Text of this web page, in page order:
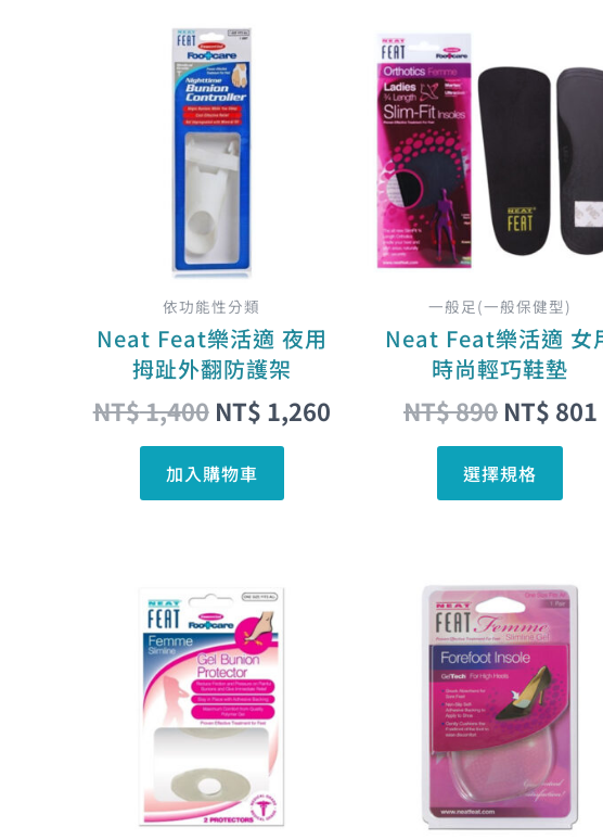
依功能性分類
Neat Feat樂活適 夜用
拇趾外翻防護架
NT$1,400
原
始
價
格：
NT$ 1,400。
NT$ 1,260
NT$ 1,260。
加入購物車
一般足(一般保健型)
Neat Feat樂活適 女
時尚輕巧鞋墊
NT$890
始
NT$ 890。
NT$ 801
前
選擇規格
產
有
款
式。
在
產
品
面
選
原
始
價
格：
NT$ 400。
原
始
價
格：
NT$ 700。